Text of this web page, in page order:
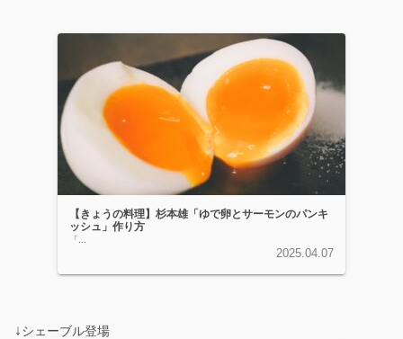
【きょうの料理】杉本雄「ゆで卵とサーモンのパンキ
ッシュ」作り方
「...
2025.04.07
↓シェーブル登場